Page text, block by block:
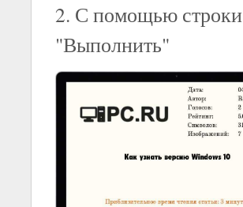
2. С помощью строки
"Выполнить"